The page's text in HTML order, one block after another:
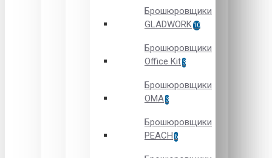
Брошюровщики
GLADWORK10
Брошюровщики
Office Kit 3
Брошюровщики
OMA 3
Брошюровщики
PEACH 6